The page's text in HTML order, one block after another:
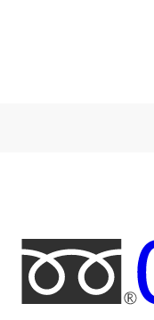
フ
リ
ー